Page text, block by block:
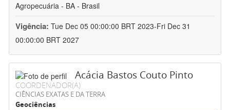
Agropecuária - BA - Brasil
Vigência: Tue Dec 05 00:00:00 BRT 2023-Fri Dec 31
00:00:00 BRT 2027
Acácia Bastos Couto Pinto
COORDENADOR(A)
CIÊNCIAS EXATAS E DA TERRA
Geociências